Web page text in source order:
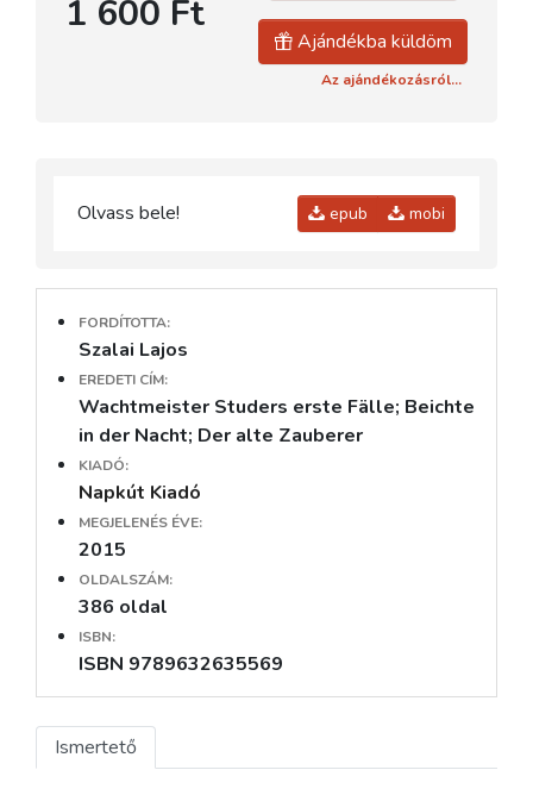
1 600 Ft
Ajándékba küldöm
Az ajándékozásról...
Olvass bele! epub mobi
FORDÍTOTTA:
Szalai Lajos
EREDETI CÍM:
Wachtmeister Studers erste Fälle; Beichte
in der Nacht; Der alte Zauberer
KIADÓ:
Napkút Kiadó
MEGJELENÉS ÉVE:
2015
OLDALSZÁM:
386 oldal
ISBN:
ISBN 9789632635569
Ismertető